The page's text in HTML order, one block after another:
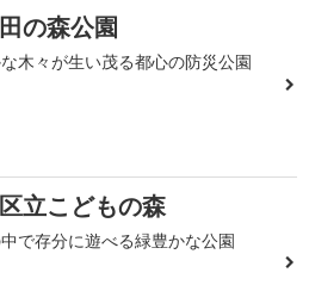
の森公園
木々が生い茂る都心の防災公園
立こどもの森
で存分に遊べる緑豊かな公園